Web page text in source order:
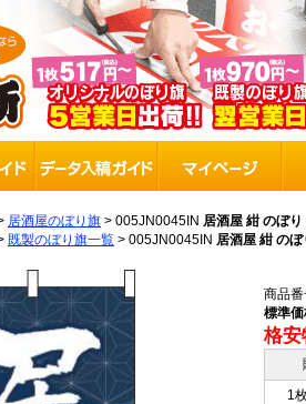
居酒屋のぼり旗 > 005JN0045IN 居酒屋 紺 のぼ
既製のぼり旗一覧 > 005JN0045IN 居酒屋 紺 の
商品
標準
格安
1